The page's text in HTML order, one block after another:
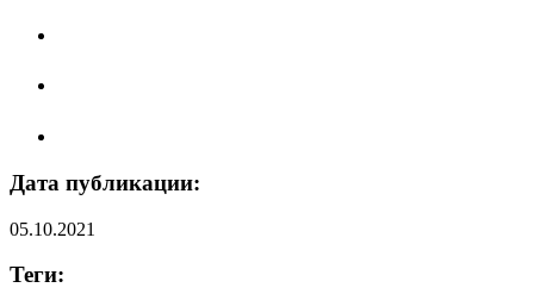
Дата публикации:
05.10.2021
Теги: